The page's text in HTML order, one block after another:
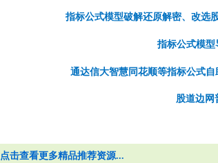
指标公式模型破解还原解密、改选
指标公式模型
通达信大智慧同花顺等指标公式
股道边
点击查看更多精品推荐资源...